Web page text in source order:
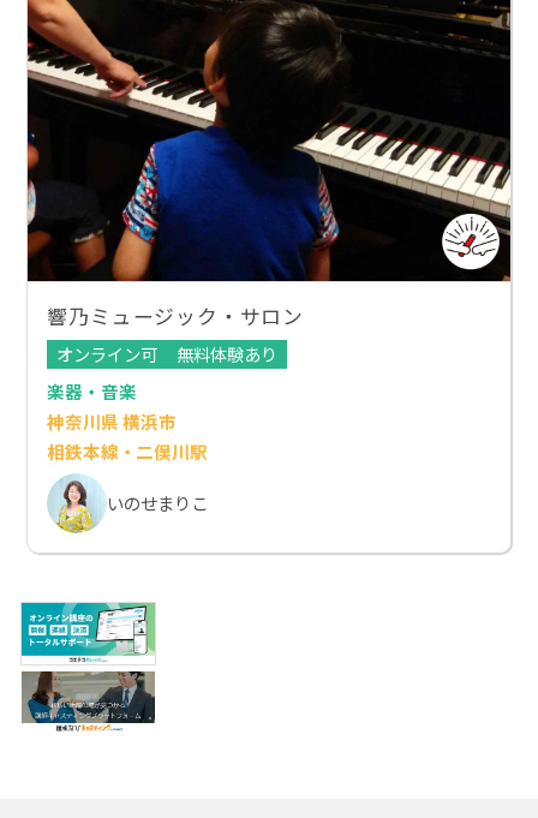
響乃ミュージック・サロン
オンライン可
無料体験あり
楽器・音楽
神奈川県 横浜市
相鉄本線・二俣川駅
いのせまりこ